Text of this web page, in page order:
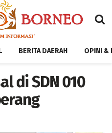
BERITA DAERAH OPINI &
di SDN 010